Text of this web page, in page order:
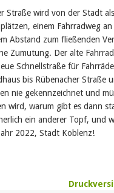
Straße wird von der Stadt
einem Fahrradweg
Abstand zum fließenden
Zumutung. Der alte
Schnellstraße für
bis Rübenacher Straße
nie gekennzeichnet und
wird, warum gibt es dann
ein anderer Topf, und
2022, Stadt Koblenz!